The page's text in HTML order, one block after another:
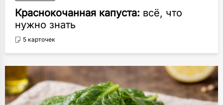
Краснокочанная капуста: всё, что
нужно знать
5 карточек